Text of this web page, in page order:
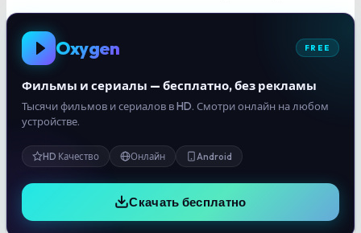
Oxygen FREE
Фильмы и сериалы — бесплатно, без рекламы
Тысячи фильмов и сериалов в HD. Смотри онлайн на любом
устройстве.
HD Качество Онлайн Android
Скачать бесплатно